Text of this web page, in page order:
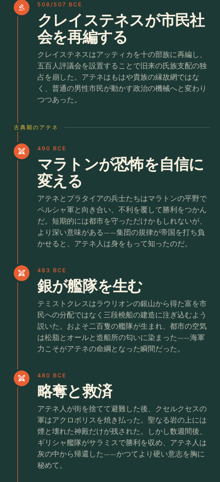
gavel 508/507 BCE
クレイステネスが市民社
会を再編する
クレイステネスはアッティカを十の部族に再編し、
五百人評議会を設置することで旧来の氏族支配の独
占を崩した。アテネはもはや貴族の縁故網ではな
く、普通の男性市民が動かす政治の機械へと変わり
つつあった。
古典期のアテネ
swords 490 BCE
マラトンが恐怖を自信に
変える
アテネとプラタイアの兵士たちはマラトンの平野で
ペルシャ軍と向き合い、不利を覆して勝利をつかん
だ。短期的には都市を守っただけかもしれないが、
より深い意味がある——集団の規律が帝国を打ち負
かせると、アテネ人は身をもって知ったのだ。
swords 483 BCE
銀が艦隊を生む
テミストクレスはラウリオンの銀山から得た富を市
民への分配ではなく三段橈船の建造に注ぎ込むよう
説いた。およそ二百隻の艦隊が生まれ、都市の空気
は松脂とオールと造船所の匂いに染まった——海軍
力こそがアテネの命綱となった瞬間だった。
swords 480 BCE
略奪と救済
アテネ人が街を捨てて避難した後、クセルクセスの
軍はアクロポリスを焼き払った。聖なる岩の上には
煙と壊れた神殿だけが残された。しかし数週間後、
ギリシャ艦隊がサラミスで勝利を収め、アテネ人は
灰の中から帰還した——かつてより硬い意志を胸に
秘めて。